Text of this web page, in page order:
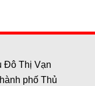
Đô Thị Vạn
phố Thủ